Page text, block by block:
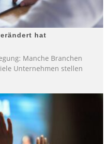
hat
Manche Branchen
Unternehmen stellen